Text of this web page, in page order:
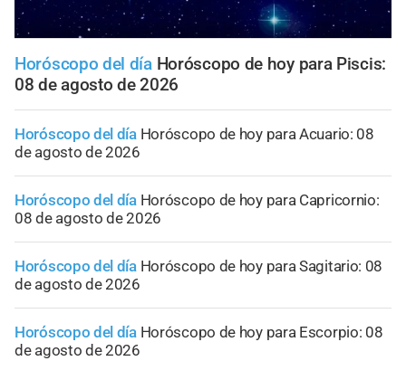
Horóscopo del día Horóscopo de hoy para Piscis:
08 de agosto de 2026
Horóscopo del día Horóscopo de hoy para Acuario: 08
de agosto de 2026
Horóscopo del día Horóscopo de hoy para Capricornio:
08 de agosto de 2026
Horóscopo del día Horóscopo de hoy para Sagitario: 08
de agosto de 2026
Horóscopo del día Horóscopo de hoy para Escorpio: 08
de agosto de 2026